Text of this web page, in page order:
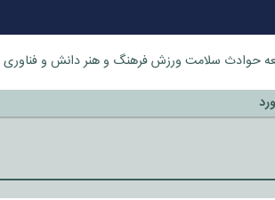
حوادث سلامت ورزشفرهنگ و هنردانش و فناوری